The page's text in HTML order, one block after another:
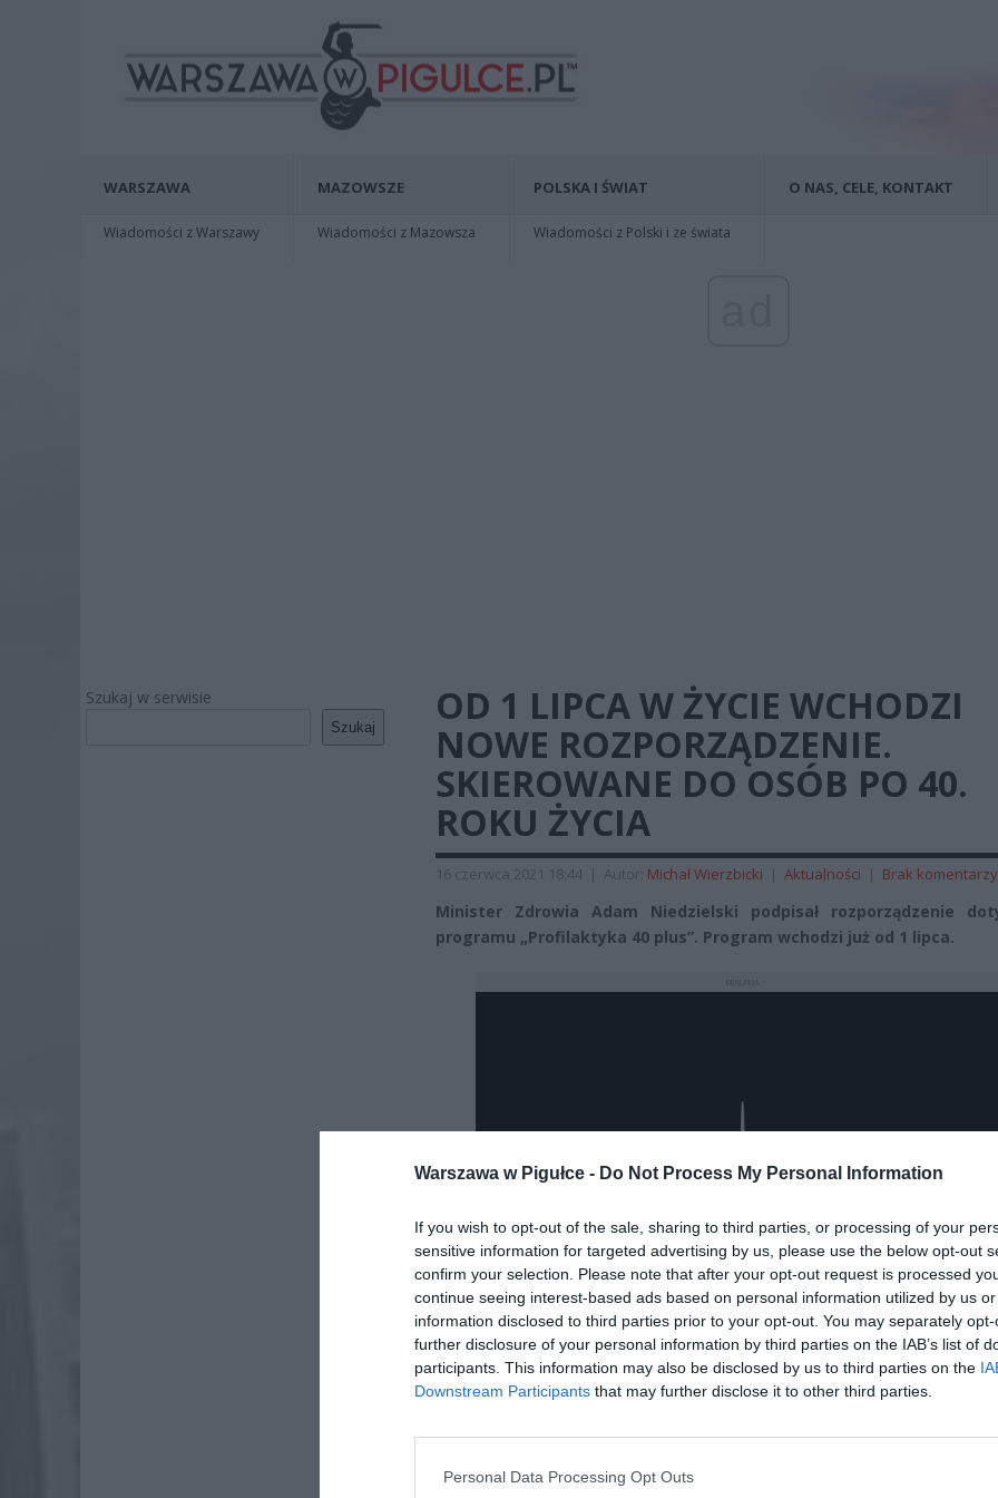
Warszawa w Pigułce - Do Not Process My Personal Information
If you wish to opt-out of the sale, sharing to third parties, or processing of your
sensitive information for targeted advertising by us, please use the below opt-out
confirm your selection. Please note that after your opt-out request is processed
continue seeing interest-based ads based on personal information utilized by us
information disclosed to third parties prior to your opt-out. You may separately
further disclosure of your personal information by third parties on the IAB’s list of
participants. This information may also be disclosed by us to third parties on the
Downstream Participants that may further disclose it to other third parties.
Personal Data Processing Opt Outs
WARSZAWA
Wiadomości z Warszawy
MAZOWSZE
Wiadomości z Mazowsza
POLSKA I ŚWIAT
Wiadomości z Polski i ze świata
O NAS, CELE, KONTAKT
Szukaj w serwisie
Szukaj
OD 1 LIPCA W ŻYCIE WCHODZI
NOWE ROZPORZĄDZENIE.
SKIEROWANE DO OSÓB PO 40.
ROKU ŻYCIA
16 czerwca 2021 18:44 | Autor: Michał Wierzbicki | Aktualności | Brak komentarzy
Minister Zdrowia Adam Niedzielski podpisał rozporządzenie
programu „Profilaktyka 40 plus”. Program wchodzi już od 1 lipca.
Dodaj nas do preferowanych źródeł w Google